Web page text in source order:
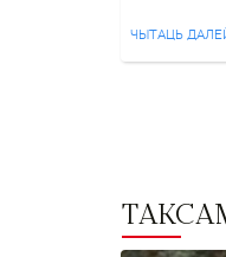
which was
the Soviets
where the
ЧЫТАЦЬ